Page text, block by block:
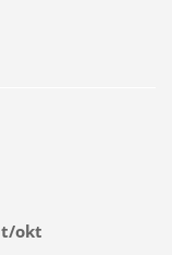
kl. 18:00